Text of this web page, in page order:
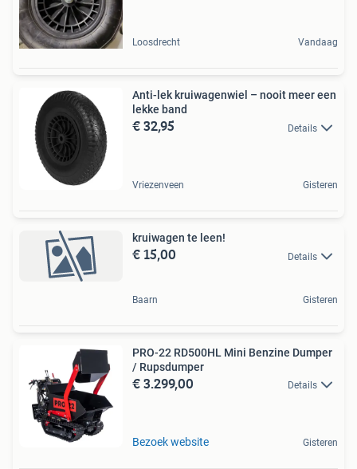
Loosdrecht Vandaag
Anti-lek kruiwagenwiel – nooit meer een
lekke band
€ 32,95 Details
Vriezenveen Gisteren
kruiwagen te leen!
€ 15,00 Details
Baarn Gisteren
PRO-22 RD500HL Mini Benzine Dumper
/ Rupsdumper
€ 3.299,00 Details
Bezoek website Gisteren